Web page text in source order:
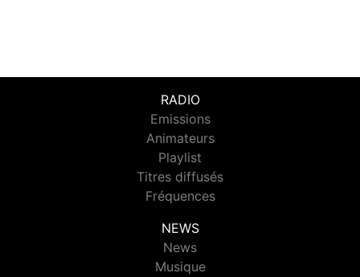
RADIO
Emissions
Animateurs
Playlist
Titres diffusés
Fréquences
NEWS
News
Musique